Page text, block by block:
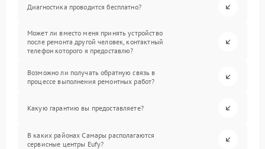
Диагностика проводится бесплатно?
Может ли вместо меня принять устройство
после ремонта другой человек, контактный
телефон которого я предоставлю?
Возможно ли получать обратную связь в
процессе выполнения ремонтных работ?
Какую гарантию вы предоставляете?
В каких районах Самары располагаются
сервисные центры Eufy?